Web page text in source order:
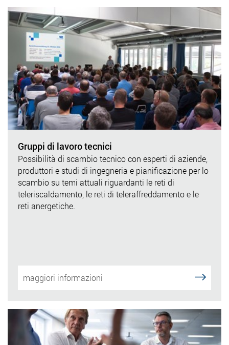
Gruppi di lavoro tecnici
Possibilità di scambio tecnico con esperti di aziende,
produttori e studi di ingegneria e pianificazione per lo
scambio su temi attuali riguardanti le reti di
teleriscaldamento, le reti di teleraffreddamento e le
reti anergetiche.
maggiori informazioni